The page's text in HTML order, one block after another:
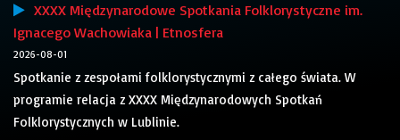
XXXX Międzynarodowe Spotkania Folklorystyczne im.
Ignacego Wachowiaka | Etnosfera
2026-08-01
Spotkanie z zespołami folklorystycznymi z całego świata. W
programie relacja z XXXX Międzynarodowych Spotkań
Folklorystycznych w Lublinie.